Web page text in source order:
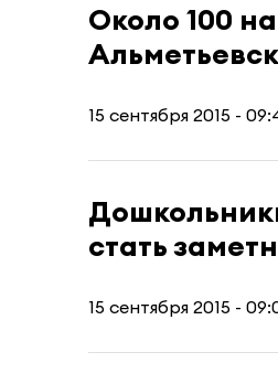
Около 100
15 сентября 2015 -
стать
15 сентября 2015 -